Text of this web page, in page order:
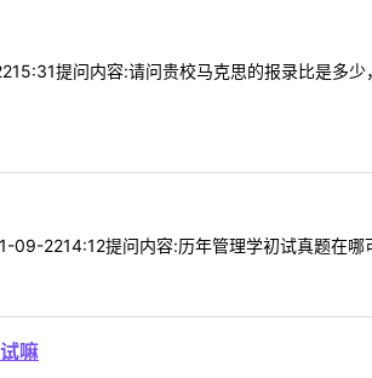
提问内容:请问贵校马克思的报录比是多
2214:12提问内容:历年管理学初试真题在哪
嘛